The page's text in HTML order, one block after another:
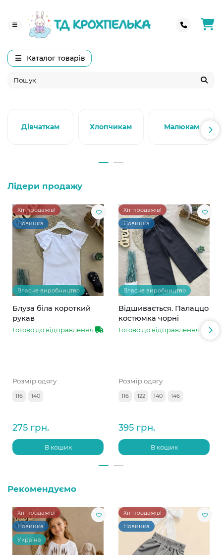
Каталог товарів
Дівчаткам Хлопчикам Малюкам
Лідери продажу
Хіт продажів!
Новинка
Власне виробництво
Блуза біла короткий
рукав
Готово до відправлення
Розмір одягу
116 140
275 грн.
В кошик
Хіт продажів!
Новинка
Власне виробництво
Відшивається. Палаццо
костюмка чорні
Готово до відправлення
Розмір одягу
116 122 140 146
395 грн.
В кошик
Рекомендуємо
Хіт продажів!
Новинка
Україна
Хіт продажів!
Новинка